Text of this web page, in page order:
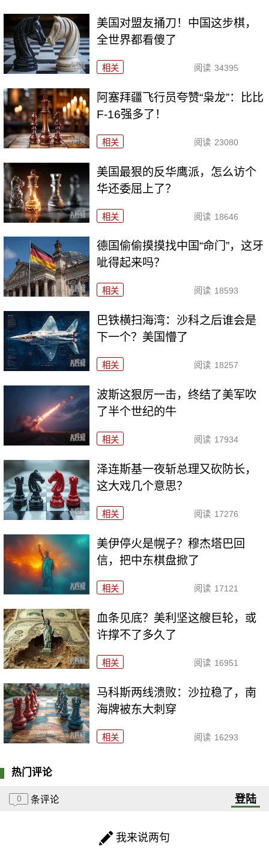
美国对盟友捅刀！中国这步棋，
全世界都看傻了
相关 阅读 34395
阿塞拜疆飞行员夸赞“枭龙”：比比
F-16强多了！
相关 阅读 23080
美国最狠的反华鹰派，怎么访个
华还委屈上了？
相关 阅读 18646
德国偷偷摸摸找中国“命门”，这牙
呲得起来吗？
相关 阅读 18593
巴铁横扫海湾：沙科之后谁会是
下一个？美国懵了
相关 阅读 18257
波斯这狠厉一击，终结了美军吹
了半个世纪的牛
相关 阅读 17934
泽连斯基一夜斩总理又砍防长，
这大戏几个意思？
相关 阅读 17276
美伊停火是幌子？穆杰塔巴回
信，把中东棋盘掀了
相关 阅读 17121
血条见底？美利坚这艘巨轮，或
许撑不了多久了
相关 阅读 16951
马科斯两线溃败：沙拉稳了，南
海牌被东大刺穿
相关 阅读 16293
热门评论
0 条评论 登陆
我来说两句